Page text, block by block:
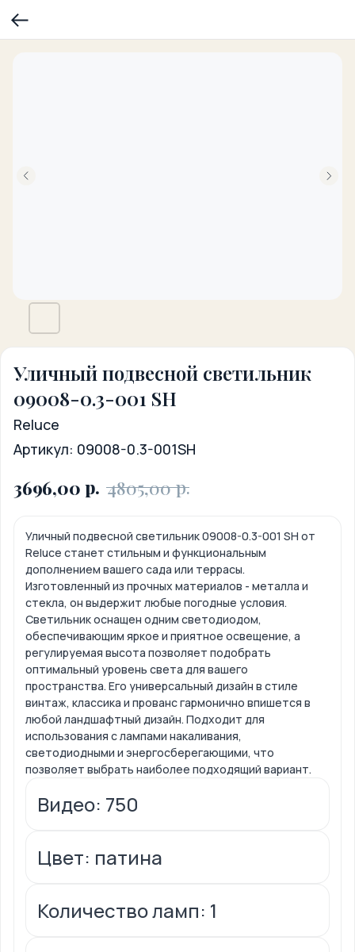
Уличный подвесной светильник
09008-0.3-001 SH
Reluce
Артикул: 09008-0.3-001SH
3696,00 р. 4805,00 р.
Уличный подвесной светильник 09008-0.3-001 SH от
Reluce станет стильным и функциональным
дополнением вашего сада или террасы.
Изготовленный из прочных материалов - металла и
стекла, он выдержит любые погодные условия.
Светильник оснащен одним светодиодом,
обеспечивающим яркое и приятное освещение, а
регулируемая высота позволяет подобрать
оптимальный уровень света для вашего
пространства. Его универсальный дизайн в стиле
винтаж, классика и прованс гармонично впишется в
любой ландшафтный дизайн. Подходит для
использования с лампами накаливания,
светодиодными и энергосберегающими, что
позволяет выбрать наиболее подходящий вариант.
Видео: 750
Цвет: патина
Количество ламп: 1